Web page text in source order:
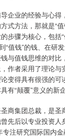
企业的经验与心得
式方法，那就是“
步骤为核心，包括
“值钱”的钱、在研
与值钱思维的对比
作者采用了理论与
变得具有很强的
有“颠覆”意义的新
商集团总裁，是
先后以专业投资人
注研究国际国内